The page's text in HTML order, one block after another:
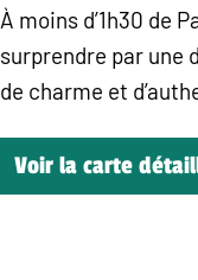
À moins d’1h30 de
surprendre par une
de charme et
Voir la carte